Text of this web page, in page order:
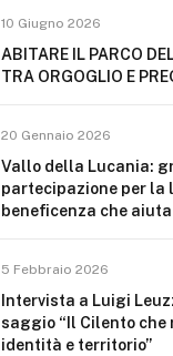
10 Giugno 2026
ABITARE IL PARCO
TRA ORGOGLIO E
20 Gennaio 2026
Vallo della Lucania:
partecipazione per la
beneficenza che
5 Febbraio 2026
Intervista a Luigi
saggio “Il Cilento che
identità e territorio”